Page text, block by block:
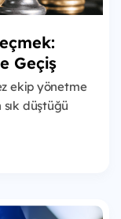
Geçiş
ekip yönetme
düştüğü